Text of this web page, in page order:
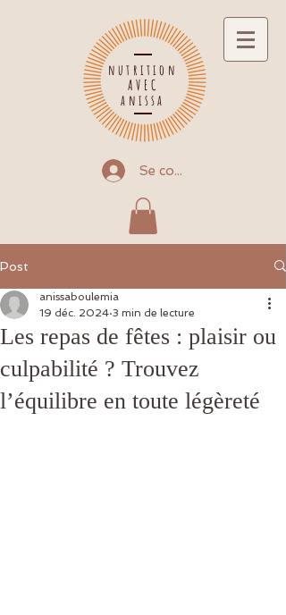
nutrition
AVEC
anissa
Se connecter
Post
Les repas de fêtes : plaisir ou
culpabilité ? Trouvez
l’équilibre en toute légèreté
anissaboulemia
19 déc. 2024 3 min de lecture